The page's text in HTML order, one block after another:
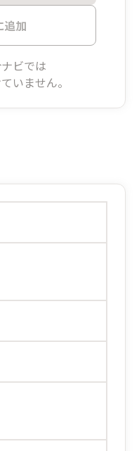
追加
ビでは
いません。